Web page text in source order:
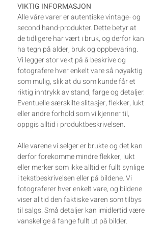
VIKTIG INFORMASJON
Alle våre varer er autentiske vintage- og
second hand-produkter. Dette betyr at
de tidligere har vært i bruk, og derfor kan
ha tegn på alder, bruk og oppbevaring.
Vi legger stor vekt på å beskrive og
fotografere hver enkelt vare så nøyaktig
som mulig, slik at du som kunde får et
riktig inntrykk av stand, farge og detaljer.
Eventuelle særskilte slitasjer, flekker, lukt
eller andre forhold som vi kjenner til,
oppgis alltid i produktbeskrivelsen.
Alle varene vi selger er brukte og det kan
derfor forekomme mindre flekker, lukt
eller merker som ikke alltid er fullt synlige
i tekstbeskrivelsen eller på bildene. Vi
fotograferer hver enkelt vare, og bildene
viser alltid den faktiske varen som tilbys
til salgs. Små detaljer kan imidlertid være
vanskelige å fange fullt ut på bilder.